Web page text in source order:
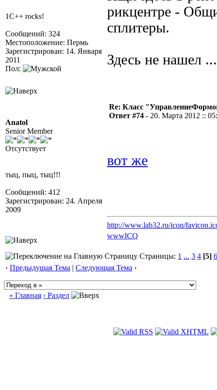
1C++ rocks!
Сообщений: 324
Местоположение: Пермь
Зарегистрирован: 14. Января
2011
Пол:
рикцентре -
сплитеры.
Здесь не нашел
Anatol
Senior Member
Отсутствует
тыц, пыц, тыц!!!
Сообщений: 412
Зарегистрирован: 24. Апреля
2009
Re: Класс
Ответ #74 - 20. Марта 2012 ::
вот же
http://www.lab32.ru/icon/
wwwICQ
Страницы: 1 ... 3 4 [5] 6
‹ Предыдущая Тема | Следующая Тема ›
« Главная ‹ Раздел